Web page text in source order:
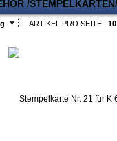
ARTIKEL PRO SEITE: 10